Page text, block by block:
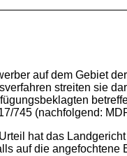
auf dem Gebiet
streiten sie
745 (nachfolgend:
hat das
auf die angefochtene